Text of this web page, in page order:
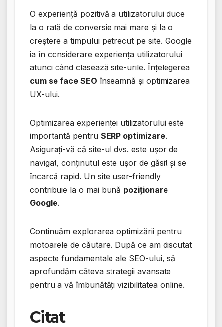
O experiență pozitivă a utilizatorului duce
la o rată de conversie mai mare și la o
creștere a timpului petrecut pe site. Google
ia în considerare experiența utilizatorului
atunci când clasează site-urile. Înțelegerea
cum se face SEO înseamnă și optimizarea
UX-ului.
Optimizarea experienței utilizatorului este
importantă pentru SERP optimizare.
Asigurați-vă că site-ul dvs. este ușor de
navigat, conținutul este ușor de găsit și se
încarcă rapid. Un site user-friendly
contribuie la o mai bună poziționare
Google.
Continuăm explorarea optimizării pentru
motoarele de căutare. După ce am discutat
aspecte fundamentale ale SEO-ului, să
aprofundăm câteva strategii avansate
pentru a vă îmbunătăți vizibilitatea online.
Citat